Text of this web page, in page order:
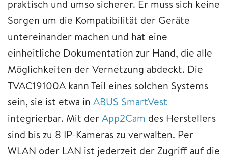
praktisch und umso sicherer. Er muss sich keine
Sorgen um die Kompatibilität der Geräte
untereinander machen und hat eine
einheitliche Dokumentation zur Hand, die alle
Möglichkeiten der Vernetzung abdeckt. Die
TVAC19100A kann Teil eines solchen Systems
sein, sie ist etwa in ABUS SmartVest
integrierbar. Mit derApp2Cam des Herstellers
sind bis zu 8 IP-Kameras zu verwalten. Per
WLAN oder LAN ist jederzeit der Zugriff auf die